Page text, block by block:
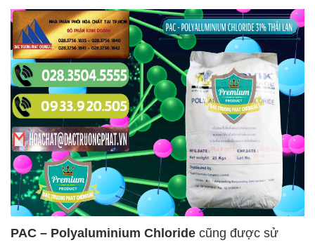
PAC – Polyaluminium Chloride cũng được sử